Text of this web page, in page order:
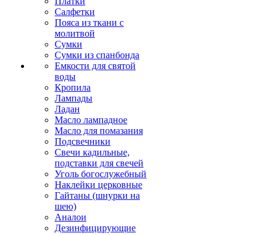
Салфетки
Пояса из ткани с
молитвой
Сумки
Сумки из спанбонда
Емкости для святой
воды
Кропила
Лампады
Ладан
Масло лампадное
Масло для помазания
Подсвечники
Свечи кадильные,
подставки для свечей
Уголь богослужебный
Наклейки церковные
Гайтаны (шнурки на
шею)
Аналои
Дезинфицирующие